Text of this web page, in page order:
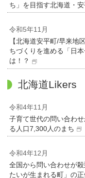
ち」を目指す北海道・
令和5年11月
【北海道安平町/早来地
ちづくりを進める「日
は！？
北海道Likers
令和4年11月
子育て世代の問い合わ
る人口7,300人のまち
令和4年12月
全国から問い合わせが
たいが生まれる町」の